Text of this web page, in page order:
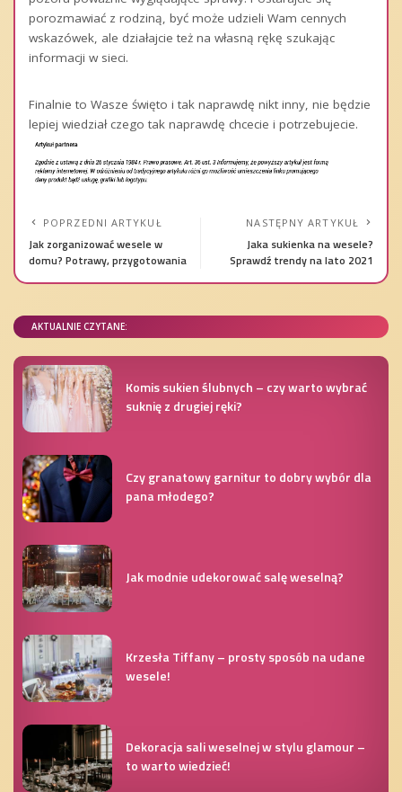
porozmawiać z rodziną, być może udzieli Wam cennych
wskazówek, ale działajcie też na własną rękę szukając
informacji w sieci.
Finalnie to Wasze święto i tak naprawdę nikt inny, nie będzie
lepiej wiedział czego tak naprawdę chcecie i potrzebujecie.
POPRZEDNI ARTYKUŁ
Jak zorganizować wesele w
domu? Potrawy, przygotowania
NASTĘPNY ARTYKUŁ
Jaka sukienka na wesele?
Sprawdź trendy na lato 2021
AKTUALNIE CZYTANE:
Komis sukien ślubnych – czy warto wybrać
suknię z drugiej ręki?
Czy granatowy garnitur to dobry wybór dla
pana młodego?
Jak modnie udekorować salę weselną?
Krzesła Tiffany – prosty sposób na udane
wesele!
Dekoracja sali weselnej w stylu glamour –
to warto wiedzieć!